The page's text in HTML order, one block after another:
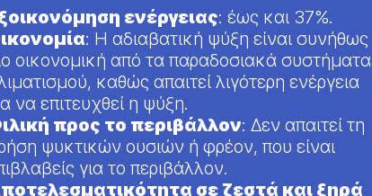
ενέργειας: έως και 37%.
: Η αδιαβατική ψύξη είναι συνήθως
οικονομική από τα παραδοσιακά συστήματα
καθώς απαιτεί λιγότερη ενέργεια
να επιτευχθεί η ψύξη.
προς το περιβάλλον: Δεν απαιτεί τη
ψυκτικών ουσιών ή φρέον, που είναι
για το περιβάλλον.
σε ζεστά και ξηρά